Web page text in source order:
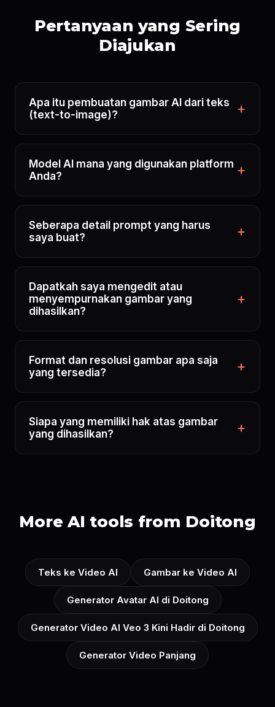
Pertanyaan yang Sering
Diajukan
Apa itu pembuatan gambar AI dari teks
(text-to-image)?
Model AI mana yang digunakan platform
Anda?
Seberapa detail prompt yang harus
saya buat?
Dapatkah saya mengedit atau
menyempurnakan gambar yang
dihasilkan?
Format dan resolusi gambar apa saja
yang tersedia?
Siapa yang memiliki hak atas gambar
yang dihasilkan?
More AI tools from Doitong
Teks ke Video AI Gambar ke Video AI
Generator Avatar AI di Doitong
Generator Video AI Veo 3 Kini Hadir di Doitong
Generator Video Panjang